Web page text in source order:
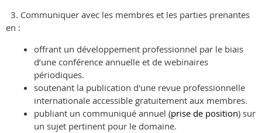
3. Communiquer avec les membres et les parties prenantes
en :
offrant un développement professionnel par le biais
d’une conférence annuelle et de webinaires
périodiques.
soutenant la publication d'une revue professionnelle
internationale accessible gratuitement aux membres.
publiant un communiqué annuel (prise de position) sur
un sujet pertinent pour le domaine.